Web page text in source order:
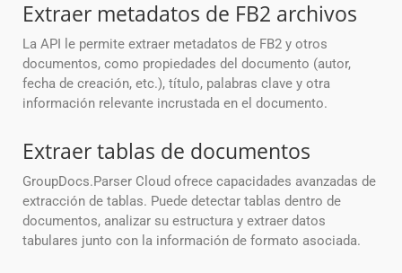
Extraer metadatos de FB2 archivos
La API le permite extraer metadatos de FB2 y otros
documentos, como propiedades del documento (autor,
fecha de creación, etc.), título, palabras clave y otra
información relevante incrustada en el documento.
Extraer tablas de documentos
GroupDocs.Parser Cloud ofrece capacidades avanzadas de
extracción de tablas. Puede detectar tablas dentro de
documentos, analizar su estructura y extraer datos
tabulares junto con la información de formato asociada.